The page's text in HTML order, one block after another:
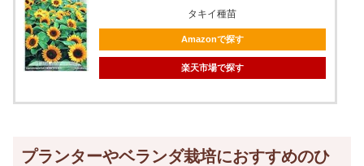
タキイ種苗
Amazonで探す
楽天市場で探す
プランターやベランダ栽培におすすめのひ